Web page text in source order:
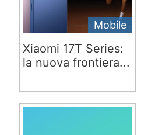
Mobile
Xiaomi 17T Series:
la nuova frontiera...